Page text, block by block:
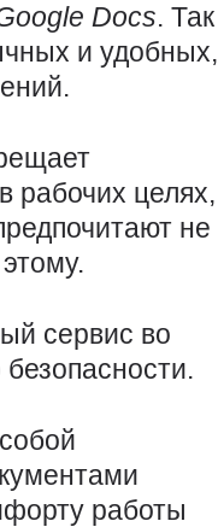
Docs. Так
и удобных,
в рабочих целях,
не
сервис во
работы